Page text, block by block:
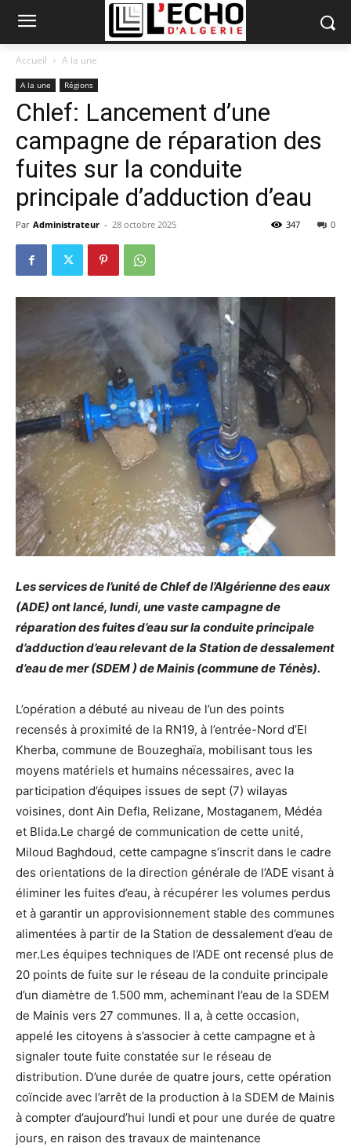
Accueil A la une
A la une Régions
Chlef: Lancement d’une
campagne de réparation des
fuites sur la conduite
principale d’adduction d’eau
Par Administrateur - 28 octobre 2025 0
347
Les services de l’unité de Chlef de l’Algérienne des eaux
(ADE) ont lancé, lundi, une vaste campagne de
réparation des fuites d’eau sur la conduite principale
d’adduction d’eau relevant de la Station de dessalement
d’eau de mer (SDEM ) de Mainis (commune de Ténès).
L’opération a débuté au niveau de l’un des points
recensés à proximité de la RN19, à l’entrée-Nord d’El
Kherba, commune de Bouzeghaïa, mobilisant tous les
moyens matériels et humains nécessaires, avec la
participation d’équipes issues de sept (7) wilayas
voisines, dont Ain Defla, Relizane, Mostaganem, Médéa
et Blida.Le chargé de communication de cette unité,
Miloud Baghdoud, cette campagne s’inscrit dans le cadre
des orientations de la direction générale de l’ADE visant à
éliminer les fuites d’eau, à récupérer les volumes perdus
et à garantir un approvisionnement stable des communes
alimentées à partir de la Station de dessalement d’eau de
mer.Les équipes techniques de l’ADE ont recensé plus de
20 points de fuite sur le réseau de la conduite principale
d’un diamètre de 1.500 mm, acheminant l’eau de la SDEM
de Mainis vers 27 communes. Il a, à cette occasion,
appelé les citoyens à s’associer à cette campagne et à
signaler toute fuite constatée sur le réseau de
distribution. D’une durée de quatre jours, cette opération
coïncide avec l’arrêt de la production à la SDEM de Mainis
à compter d’aujourd’hui lundi et pour une durée de quatre
jours, en raison des travaux de maintenance